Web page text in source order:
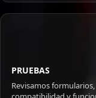
PRUEBAS
Revisamos